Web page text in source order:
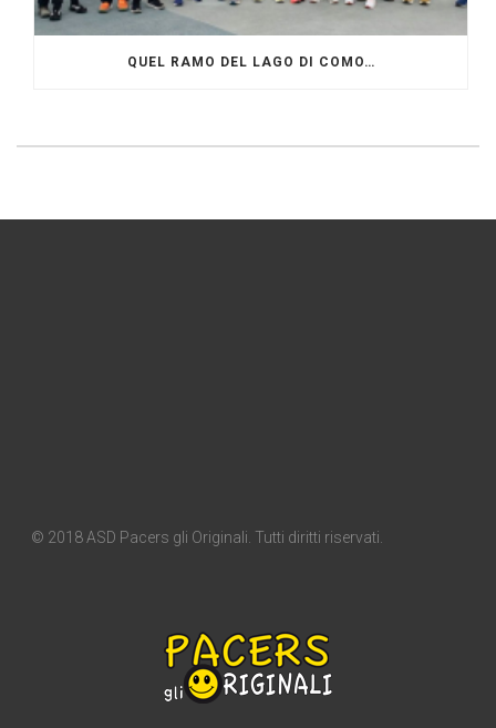
QUEL RAMO DEL LAGO DI COMO…
© 2018 ASD Pacers gli Originali. Tutti diritti riservati.